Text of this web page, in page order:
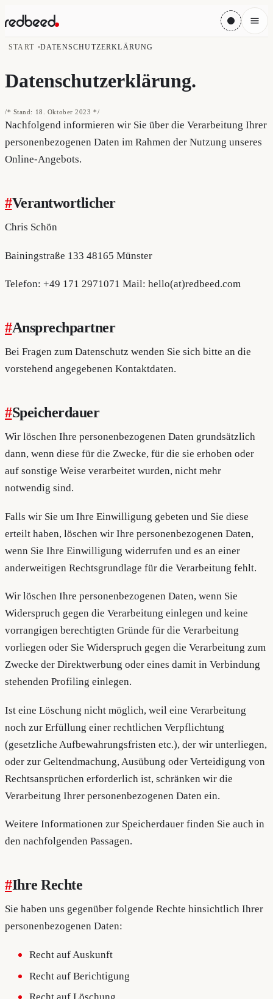
START DATENSCHUTZERKLÄRUNG
Datenschutzerklärung.
/* Stand: 18. Oktober 2023 */
Nachfolgend informieren wir Sie über die Verarbeitung Ihrer
personenbezogenen Daten im Rahmen der Nutzung unseres
Online-Angebots.
#Verantwortlicher
Chris Schön
Bainingstraße 133 48165 Münster
Telefon: +49 171 2971071 Mail: hello(at)redbeed.com
#Ansprechpartner
Bei Fragen zum Datenschutz wenden Sie sich bitte an die
vorstehend angegebenen Kontaktdaten.
#Speicherdauer
Wir löschen Ihre personenbezogenen Daten grundsätzlich
dann, wenn diese für die Zwecke, für die sie erhoben oder
auf sonstige Weise verarbeitet wurden, nicht mehr
notwendig sind.
Falls wir Sie um Ihre Einwilligung gebeten und Sie diese
erteilt haben, löschen wir Ihre personenbezogenen Daten,
wenn Sie Ihre Einwilligung widerrufen und es an einer
anderweitigen Rechtsgrundlage für die Verarbeitung fehlt.
Wir löschen Ihre personenbezogenen Daten, wenn Sie
Widerspruch gegen die Verarbeitung einlegen und keine
vorrangigen berechtigten Gründe für die Verarbeitung
vorliegen oder Sie Widerspruch gegen die Verarbeitung zum
Zwecke der Direktwerbung oder eines damit in Verbindung
stehenden Profiling einlegen.
Ist eine Löschung nicht möglich, weil eine Verarbeitung
noch zur Erfüllung einer rechtlichen Verpflichtung
(gesetzliche Aufbewahrungsfristen etc.), der wir unterliegen,
oder zur Geltendmachung, Ausübung oder Verteidigung von
Rechtsansprüchen erforderlich ist, schränken wir die
Verarbeitung Ihrer personenbezogenen Daten ein.
Weitere Informationen zur Speicherdauer finden Sie auch in
den nachfolgenden Passagen.
#Ihre Rechte
Sie haben uns gegenüber folgende Rechte hinsichtlich Ihrer
personenbezogenen Daten:
Recht auf Auskunft
Recht auf Berichtigung